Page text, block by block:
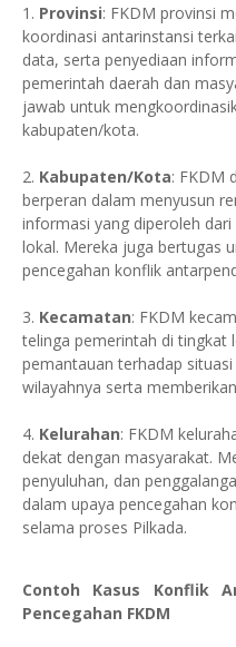
1. Provinsi: FKDM provinsi
koordinasi antarinstansi
data, serta penyediaan
pemerintah daerah dan
jawab untuk
kabupaten/kota.
2. Kabupaten/Kota: FKDM
berperan dalam menyusun
informasi yang diperoleh
lokal. Mereka juga bertugas
pencegahan konflik
3. Kecamatan: FKDM
telinga pemerintah di tingkat
pemantauan terhadap
wilayahnya serta
4. Kelurahan: FKDM
dekat dengan masyarakat.
penyuluhan, dan
dalam upaya pencegahan
selama proses Pilkada.
Contoh Kasus Konflik
Pencegahan FKDM